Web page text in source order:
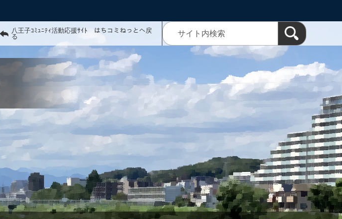
八王子ｺﾐｭﾆﾃｨ活動応援ｻｲﾄ はちコミねっとへ戻
る